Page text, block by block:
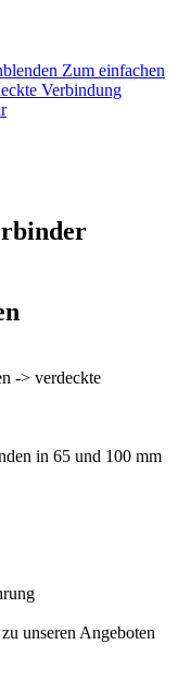
Zum einfachen
Verbindung
-> verdeckte
in 65 und 100 mm
unseren Angeboten